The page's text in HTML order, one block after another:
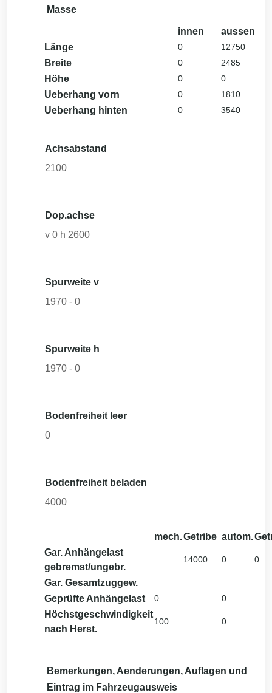
Masse
innen
aussen
Länge
0 12750
Breite 0 2485
Höhe 0 0
Ueberhang vorn 0 1810
Ueberhang hinten 0 3540
Achsabstand
2100
Dop.achse
v 0 h 2600
Spurweite v
1970 - 0
Spurweite h
1970 - 0
Bodenfreiheit leer
0
Bodenfreiheit beladen
4000
mech.Getribe autom.
Gar. Anhängelast
gebremst/ungebr.
14000 0 0
Gar. Gesamtzuggew.
Geprüfte Anhängelast
0 0
Höchstgeschwindigkeit
nach Herst.
100 0
Bemerkungen, Aenderungen, Auflagen und
Eintrag im Fahrzeugausweis